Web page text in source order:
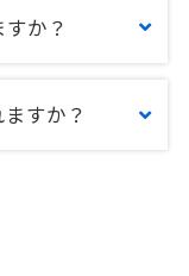
か？
すか？